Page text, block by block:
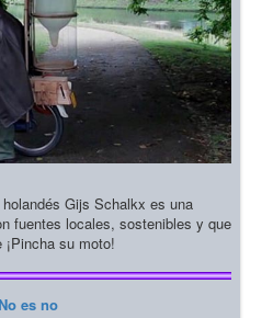
Gijs Schalkx es una
fuentes locales, sostenibles y que
su moto!
No es no